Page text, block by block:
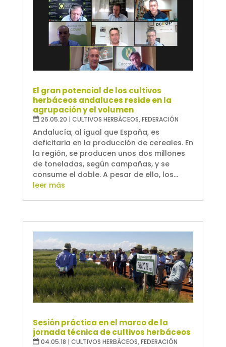
El gran potencial de los cultivos
herbáceos andaluces reside en la
agrupación y el volumen
26.05.20 | CULTIVOS HERBÁCEOS,FEDERACIÓN
Andalucía, al igual que España, es
deficitaria en la producción de cereales. En
la región, se producen unos dos millones
de toneladas, según campañas, y se
consume el doble. A pesar de ello, los...
leer más
Sesión práctica en el marco de la
jornada técnica de cultivos herbáceos
04.05.18 | CULTIVOS HERBÁCEOS,FEDERACIÓN